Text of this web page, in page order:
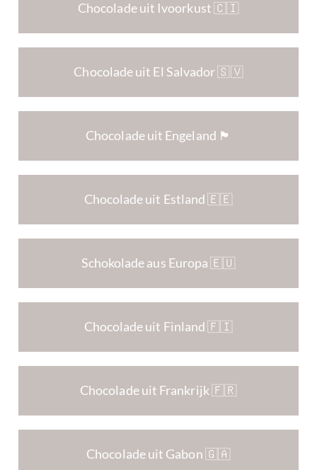
Chocolade uit Ivoorkust 🇨🇮
Chocolade uit El Salvador 🇸🇻
Chocolade uit Engeland 🏴󠁧󠁢󠁥󠁮󠁧󠁿
Chocolade uit Estland 🇪🇪
Schokolade aus Europa 🇪🇺
Chocolade uit Finland 🇫🇮
Chocolade uit Frankrijk 🇫🇷
Chocolade uit Gabon 🇬🇦